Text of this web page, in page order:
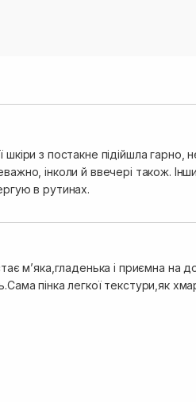
з постакне підійшла гарно,
інколи й ввечері також.
в рутинах.
мʼяка,гладенька і приємна на
пінка легкої текстури,як